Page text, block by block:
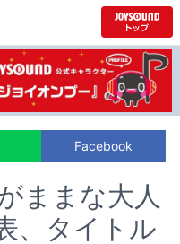
Facebook
ままな大人
、タイトル